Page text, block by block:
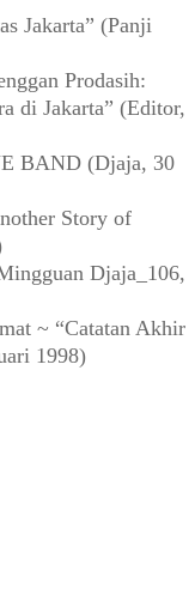
Jakarta” (Panji
Prodasih:
di Jakarta” (Editor,
BAND (Djaja, 30
Story of
Djaja_106,
~ “Catatan Akhir
1998)